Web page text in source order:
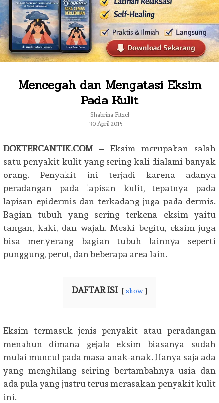
Mencegah dan Mengatasi Eksim
Pada Kulit
Shabrina Fitzel
30 April 2015
DOKTERCANTIK.COM – Eksim merupakan salah
satu penyakit kulit yang sering kali dialami banyak
orang. Penyakit ini terjadi karena adanya
peradangan pada lapisan kulit, tepatnya pada
lapisan epidermis dan terkadang juga pada dermis.
Bagian tubuh yang sering terkena eksim yaitu
tangan, kaki, dan wajah. Meski begitu, eksim juga
bisa menyerang bagian tubuh lainnya seperti
punggung, perut, dan beberapa area lain.
DAFTAR ISI show
Eksim termasuk jenis penyakit atau peradangan
menahun dimana gejala eksim biasanya sudah
mulai muncul pada masa anak-anak. Hanya saja ada
yang menghilang seiring bertambahnya usia dan
ada pula yang justru terus merasakan penyakit kulit
ini.